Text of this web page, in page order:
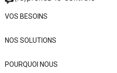
VOS BESOINS
NOS SOLUTIONS
POURQUOI NOUS